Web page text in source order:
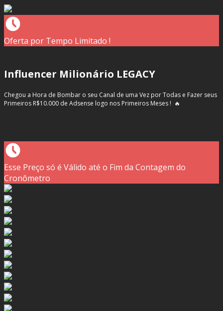
Oferta por Tempo Limitado !
Influencer Milionário LEGACY
Chegou a Hora de Bombar o seu Canal de uma Vez por Todas e Fazer seus
Primeiros R$10.000 de Adsense logo nos Primeiros Meses ! 🔥
Esse Preço só é Válido até o Fim da Contagem do
Cronômetro